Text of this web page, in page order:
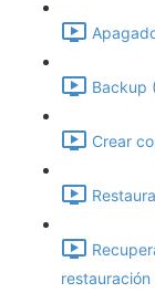
Backup
Crear